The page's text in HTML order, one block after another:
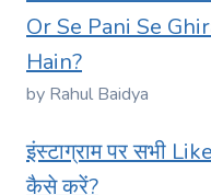
Or Se Pani Se
Hain?
by Rahul Baidya
इंस्टाग्राम पर सभी
कैसे करें?